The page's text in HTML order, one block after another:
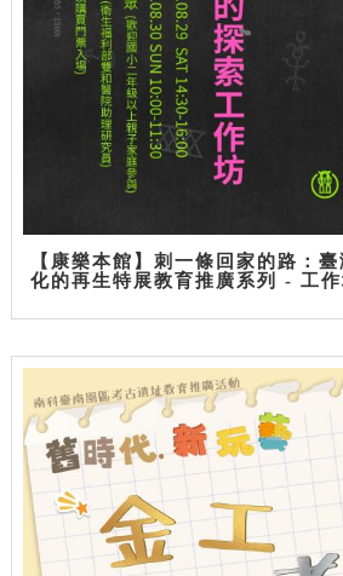
【康樂本館】刺一條回家的路：
化的再生特展教育推廣系列 - 工作